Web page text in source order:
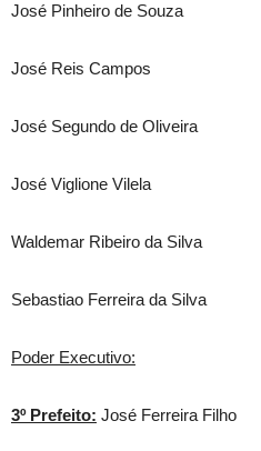
José Pinheiro de Souza
José Reis Campos
José Segundo de Oliveira
José Viglione Vilela
Waldemar Ribeiro da Silva
Sebastiao Ferreira da Silva
Poder Executivo:
3º Prefeito: José Ferreira Filho